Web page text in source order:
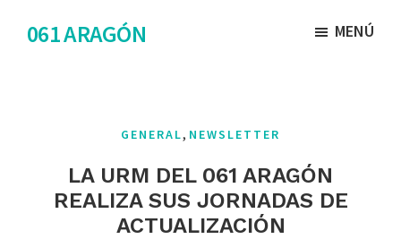
061 ARAGÓN MENÚ
GENERAL, NEWSLETTER
LA URM DEL 061 ARAGÓN
REALIZA SUS JORNADAS DE
ACTUALIZACIÓN